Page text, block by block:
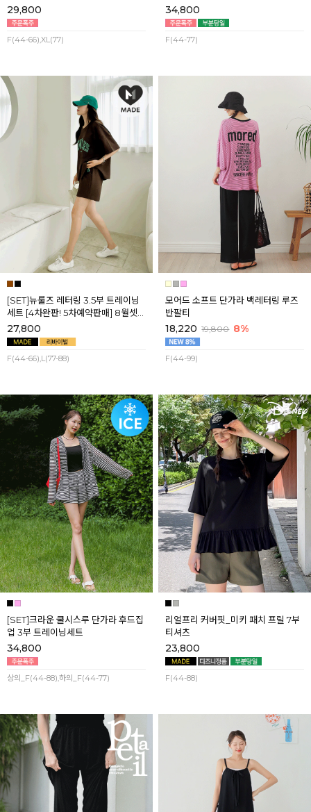
29,800
F(44-66),XL(77)
34,800
F(44-77)
[SET]뉴룰즈 레터링 3.5부 트레이닝
세트 [4차완판! 5차예약판매] 8월셋
째주 순차배송
27,800
F(44-66),L(77-88)
모어드 소프트 단가라 백레터링 루즈
반팔티
18,220 19,800 8%
F(44-99)
[SET]크라운 쿨시스루 단가라 후드집
업 3부 트레이닝세트
34,800
상의_F(44-88),하의_F(44-77)
리얼프리 커버핏_미키 패치 프릴 7부
티셔츠
23,800
F(44-88)